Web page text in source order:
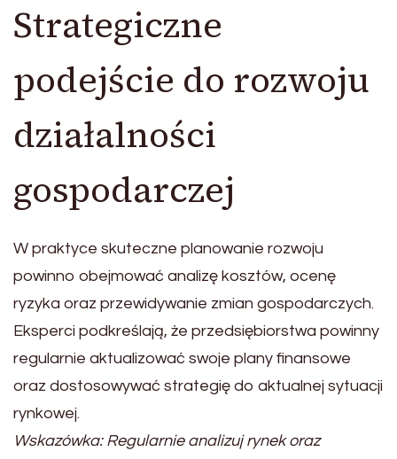
Strategiczne
podejście do rozwoju
działalności
gospodarczej
W praktyce skuteczne planowanie rozwoju
powinno obejmować analizę kosztów, ocenę
ryzyka oraz przewidywanie zmian gospodarczych.
Eksperci podkreślają, że przedsiębiorstwa powinny
regularnie aktualizować swoje plany finansowe
oraz dostosowywać strategię do aktualnej sytuacji
rynkowej.
Wskazówka: Regularnie analizuj rynek oraz